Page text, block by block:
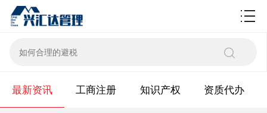
财税百科
最新资讯 工商注册 知识产权 资质代办